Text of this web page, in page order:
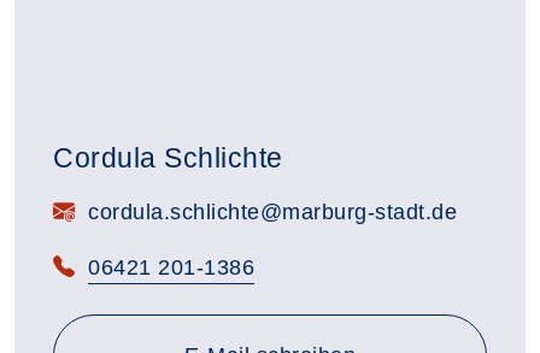
Cordula Schlichte
E-Mail:cordula.schlichte@marburg-stadt.de
Telefon:
06421 201-1386